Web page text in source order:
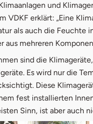
und
VDKF erklärt: „Eine
als auch die Feuchte
aus mehreren
sind die
Es wird nur die
Diese
fest installierten
Sinn, ist aber auch